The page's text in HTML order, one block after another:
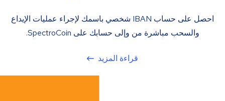
احصل على حساب IBAN شخصي باسمك لإجراء عمليات الإيداع
والسحب مباشرة من وإلى حسابك على SpectroCoin.
قراءة المزيد